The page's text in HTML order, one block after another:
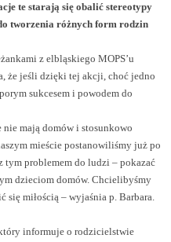
te starają się obalić stereotypy
tworzenia różnych form rodzin
z elbląskiego MOPS’u
że jeśli dzięki tej akcji, choć jedno
sukcesem i powodem do
mają domów i stosunkowo
mieście postanowiliśmy już po
problemem do ludzi – pokazać
dzieciom domów. Chcielibyśmy
się miłością – wyjaśnia p. Barbara.
informuje o rodzicielstwie